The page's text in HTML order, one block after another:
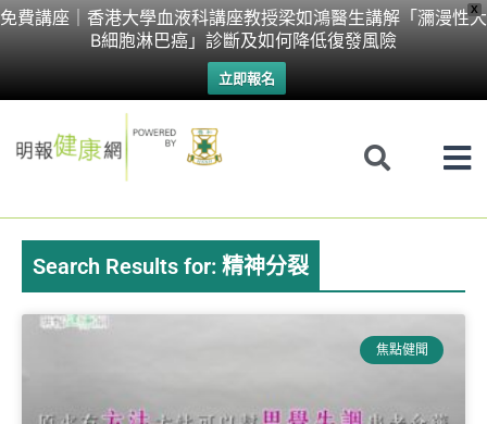
X
免費講座｜香港大學血液科講座教授梁如鴻醫生講解「瀰漫性大
B細胞淋巴癌」診斷及如何降低復發風險
立即報名
Skip
Search Results for: 精神分裂
焦點健聞